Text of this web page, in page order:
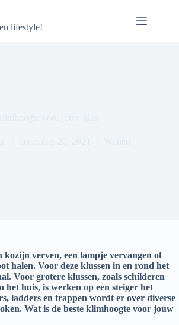
lifestyle!
kozijn verven, een lampje vervangen of
halen. Voor deze klussen in en rond het
Voor grotere klussen, zoals schilderen
het huis, is werken op een steiger het
ladders en trappen wordt er over diverse
Wat is de beste klimhoogte voor jouw